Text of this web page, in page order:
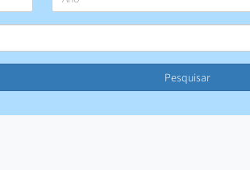
Pesquisar